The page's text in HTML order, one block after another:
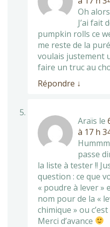
Oh
J’ai fait
pumpkin rolls ce
me reste de la
voulais justement
faire un truc au
Répondre ↓
Araïs le
à 17 h
passe
la liste à tester !!
question : ce que
« poudre à lever »
nom pour de la «
chimique » ou
Merci d’avance